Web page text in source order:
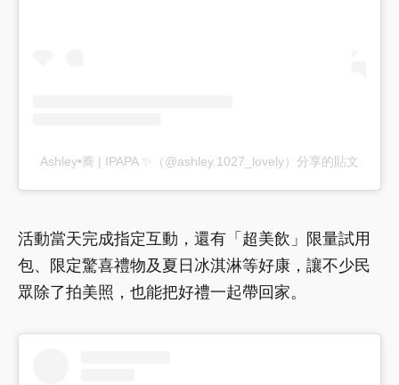
Ashley•蕎 | IPAPA ✨（@ashley.1027_lovely）分享的貼文
活動當天完成指定互動，還有「超美飲」限量試用
包、限定驚喜禮物及夏日冰淇淋等好康，讓不少民
眾除了拍美照，也能把好禮一起帶回家。